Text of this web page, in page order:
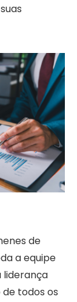
de
a equipe
liderança
todos os